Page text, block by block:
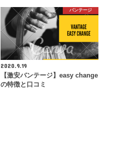
バンテージ
2020.9.19
【激安バンテージ】easy change
の特徴と口コミ